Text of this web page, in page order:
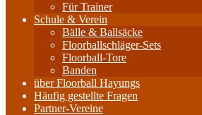
Für Trainer
Schule & Verein
Bälle & Ballsäcke
Floorballschläger-Sets
Floorball-Tore
Banden
über Floorball Hayungs
Häufig gestellte Fragen
Partner-Vereine